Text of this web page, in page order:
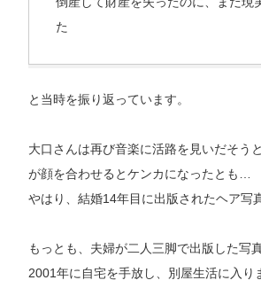
た
と当時を振り返っています。
大口さんは再び音楽に活路を見いだそう
が顔を合わせるとケンカになったとも…
やはり、結婚14年目に出版されたヘア写
もっとも、夫婦が二人三脚で出版した写
2001年に自宅を手放し、別屋生活に入り